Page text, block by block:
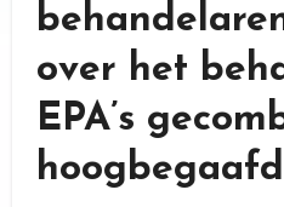
over het
EPA’s